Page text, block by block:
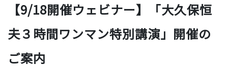
【9/18開催ウェビナー】「大久保恒
夫３時間ワンマン特別講演」開催の
ご案内